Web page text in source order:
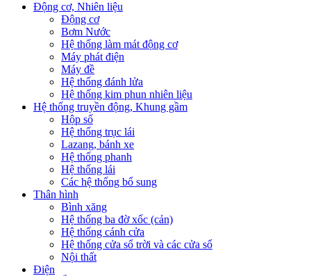
Động cơ, Nhiên liệu
Động cơ
Bơm Nước
Hệ thống làm mát động cơ
Máy phát điện
Máy đề
Hệ thống đánh lửa
Hệ thống kim phun nhiên liệu
Hệ thống truyền động, Khung gầm
Hộp số
Hệ thống trục lái
Lazang, bánh xe
Hệ thống phanh
Hệ thống lái
Các hệ thống bổ sung
Thân hình
Bình xăng
Hệ thống ba đờ xốc (cản)
Hệ thống cánh cửa
Hệ thống cửa sổ trời và các cửa sổ
Nội thất
Điện